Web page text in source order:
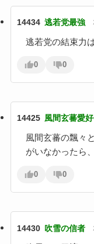
14434 逃若党最強
逃若党の結束力
0 0
14425 風間玄蕃愛
風間玄蕃の飄々
がいなかったら
0 0
14430 吹雪の信者